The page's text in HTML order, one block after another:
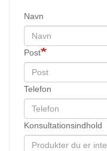
Navn
Post
Telefon
Konsultationsindhold